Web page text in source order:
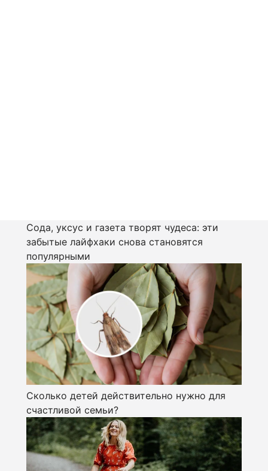
Сода, уксус и газета творят чудеса: эти
забытые лайфхаки снова становятся
популярными
Сколько детей действительно нужно для
счастливой семьи?